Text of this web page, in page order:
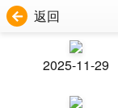
返回
2025-11-29